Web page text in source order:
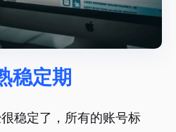
稳定期
稳定了，所有的账号标